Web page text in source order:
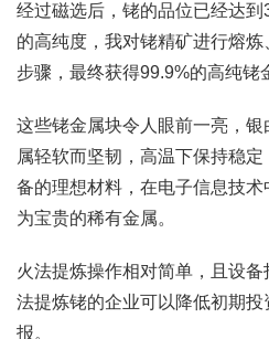
经过磁选后，铑的品位已经达
的高纯度，我对铑精矿进行熔
步骤，最终获得99.9%的高纯铑
这些铑金属块令人眼前一亮，
属轻软而坚韧，高温下保持稳
备的理想材料，在电子信息技
为宝贵的稀有金属。
火法提炼操作相对简单，且设
法提炼铑的企业可以降低初期
报。